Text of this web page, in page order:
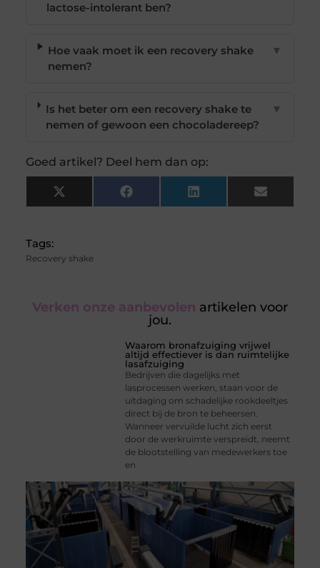
lactose-intolerant ben?
Hoe vaak moet ik een recovery shake
nemen?
▼
Is het beter om een recovery shake te
nemen of gewoon een chocoladereep?
▼
Goed artikel? Deel hem dan op:
X
(Twitter)
Facebook LinkedIn Email
Tags:
Recovery shake
Verken onze aanbevolen artikelen voor
jou.
Waarom bronafzuiging vrijwel
altijd effectiever is dan ruimtelijke
lasafzuiging
Bedrijven die dagelijks met
lasprocessen werken, staan voor de
uitdaging om schadelijke rookdeeltjes
direct bij de bron te beheersen.
Wanneer vervuilde lucht zich eerst
door de werkruimte verspreidt, neemt
de blootstelling van medewerkers toe
en